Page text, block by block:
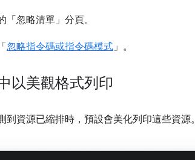
「忽略清單」 分頁。
忽略指令碼或指令碼模式 」。
以美觀格式列印
到資源已縮排時，預設會美化列印這些資源。